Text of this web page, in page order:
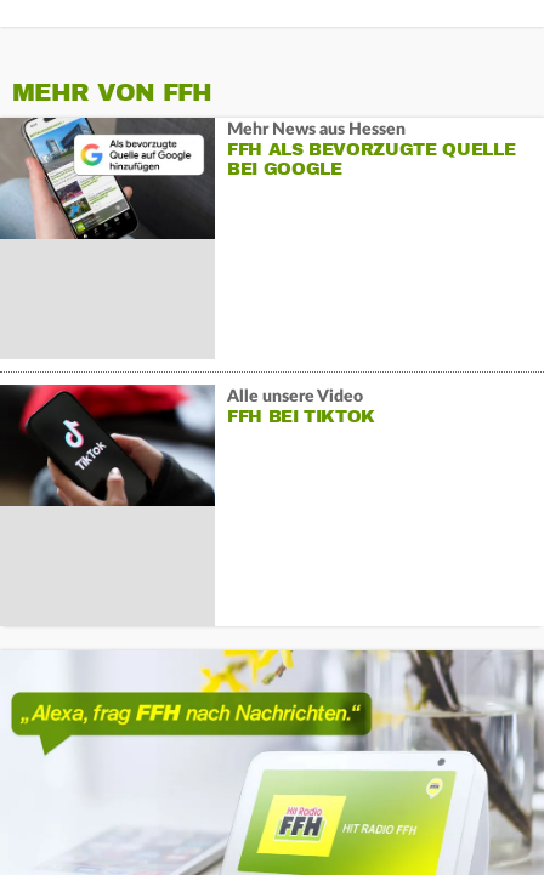
MEHR VON FFH
Mehr News aus Hessen
FFH ALS BEVORZUGTE QUELLE
BEI GOOGLE
Alle unsere Video
FFH BEI TIKTOK